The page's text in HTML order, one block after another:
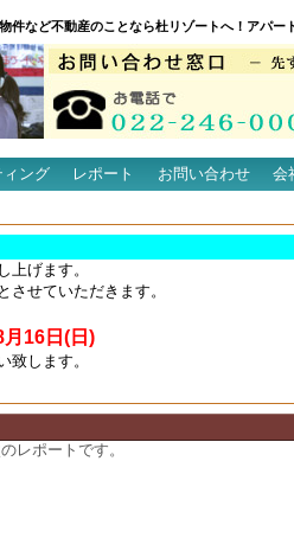
件など不動産のことなら杜リゾートへ！アパー
ィング レポート お問い合わせ 会
上げます。
せていただきます。
16日(日)
致します。
レポートです。